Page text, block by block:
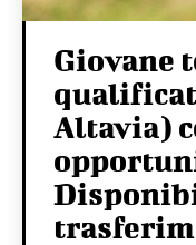
Giovane
Altavia)